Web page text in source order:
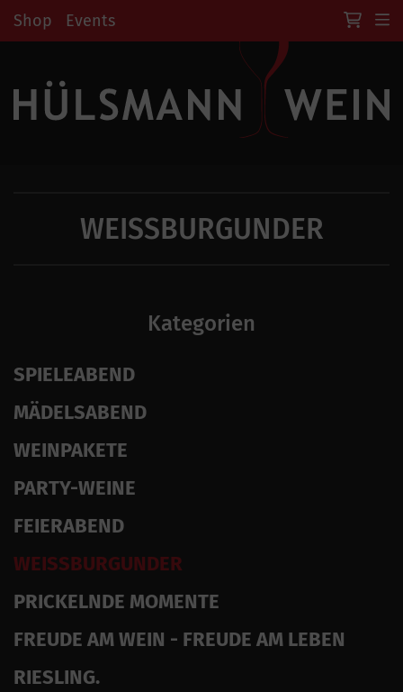
Shop Events
WEISSBURGUNDER
Kategorien
SPIELEABEND
MÄDELSABEND
WEINPAKETE
PARTY-WEINE
FEIERABEND
WEISSBURGUNDER
PRICKELNDE MOMENTE
FREUDE AM WEIN - FREUDE AM LEBEN
RIESLING.